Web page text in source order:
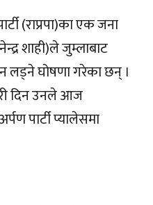
(राप्रपा)का एक जना
शाही)ले जुम्लाबाट
लड्ने घोषणा गरेका छन् ।
दिन उनले आज
पार्टी प्यालेसमा